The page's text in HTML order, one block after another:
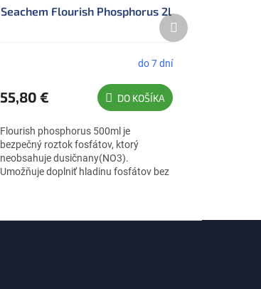
Seachem Flourish Phosphorus 2l
do 7 dní
55,80 € DO KOŠÍKA
Flourish phosphorus 500ml je
bezpečný roztok fosfátov, ktorý
neobsahuje dusičnany(NO3).
Umožňuje doplniť hladinu fosfátov bez
Ďalší
produkt